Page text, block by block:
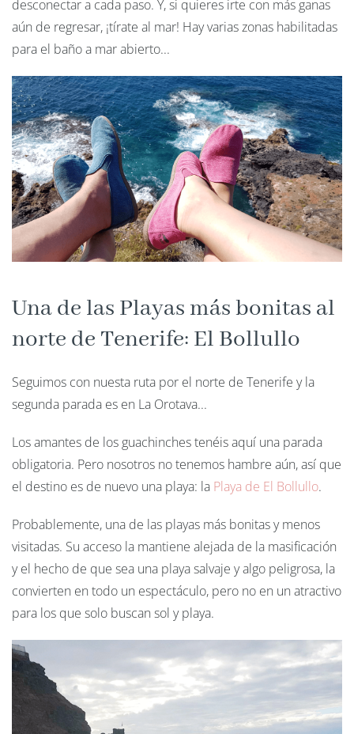
desconectar a cada paso. Y, si quieres irte con más ganas
aún de regresar, ¡tírate al mar! Hay varias zonas habilitadas
para el baño a mar abierto...
Una de las Playas más bonitas al
norte de Tenerife: El Bollullo
Seguimos con nuesta ruta por el norte de Tenerife y la
segunda parada es en La Orotava...
Los amantes de los guachinches tenéis aquí una parada
obligatoria. Pero nosotros no tenemos hambre aún, así que
el destino es de nuevo una playa: la Playa de El Bollullo.
Probablemente, una de las playas más bonitas y menos
visitadas. Su acceso la mantiene alejada de la masificación
y el hecho de que sea una playa salvaje y algo peligrosa, la
convierten en todo un espectáculo, pero no en un atractivo
para los que solo buscan sol y playa.